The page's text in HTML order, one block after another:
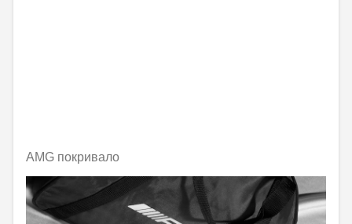
AMG покривало
Не е налично онлайн
1089,67 € / 2131,21 лв.